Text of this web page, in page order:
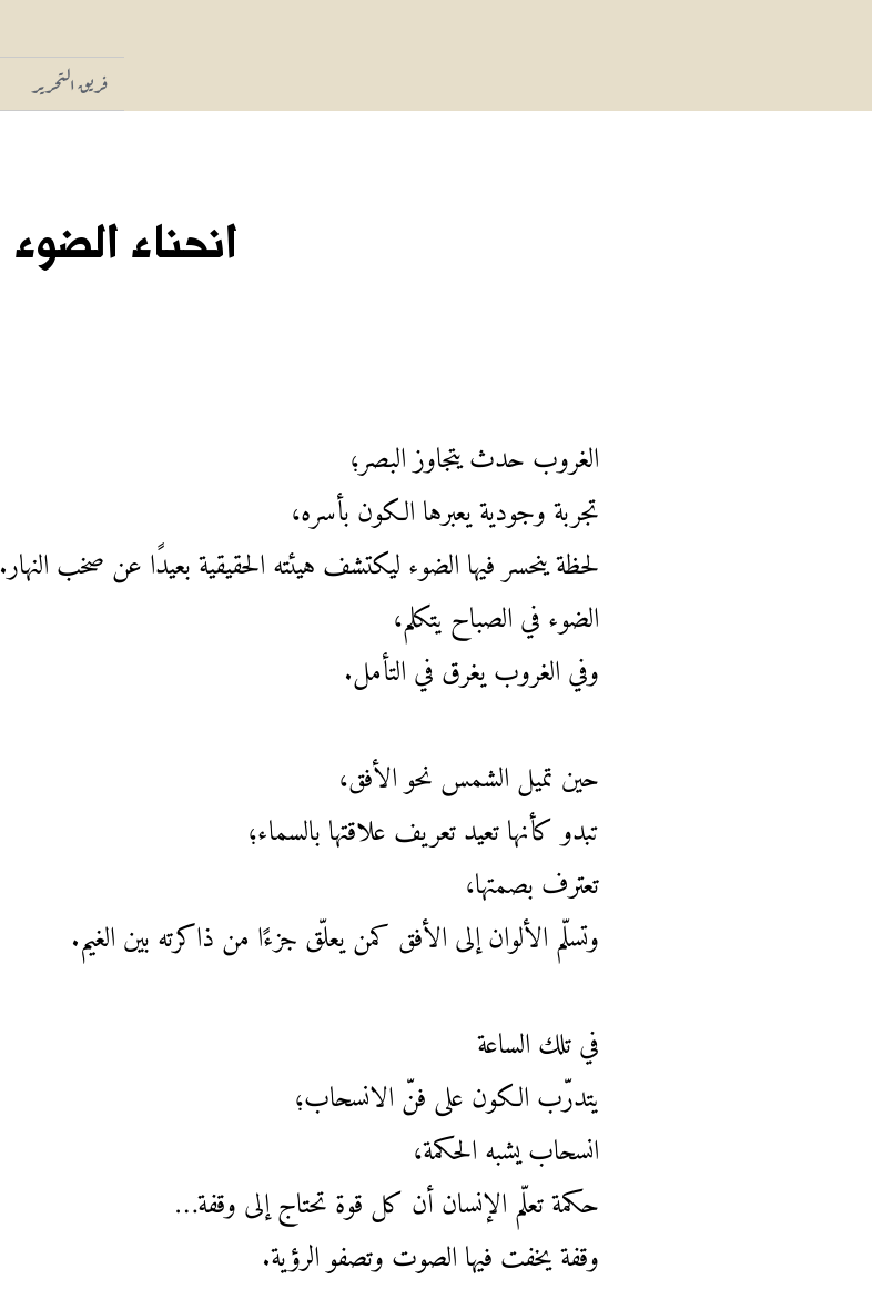
فريق التحرير
انحناء الضوء
الغروب حدث يتجاوز البصر؛
تجربة وجودية يعبرها الكون بأسره،
لحظة ينحسر فيها الضوء ليكتشف هيئته الحقيقية بعيدًا عن صخب النهار.
الضوء في الصباح يتكلم،
وفي الغروب يغرق في التأمل.
حين تميل الشمس نحو الأفق،
تبدو كأنها تعيد تعريف علاقتها بالسماء؛
تعترف بصمتها،
وتسلّم الألوان إلى الأفق كمن يعلّق جزءًا من ذاكرته بين الغيم.
في تلك الساعة
يتدرّب الكون على فنّ الانسحاب؛
انسحاب يشبه الحكمة،
حكمة تعلّم الإنسان أن كل قوة تحتاج إلى وقفة…
وقفة يخفت فيها الصوت وتصفو الرؤية.